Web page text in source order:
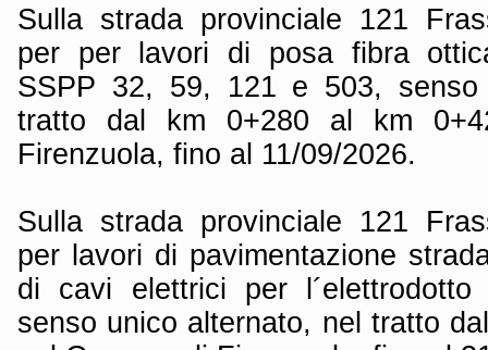
Sulla strada provinciale 121
per per lavori di posa fibra
SSPP 32, 59, 121 e 503,
tratto dal km 0+280 al km
Firenzuola, fino al 11/09/2026.
Sulla strada provinciale 121
per lavori di pavimentazione
di cavi elettrici per l´elettrodotto
senso unico alternato, nel tratto